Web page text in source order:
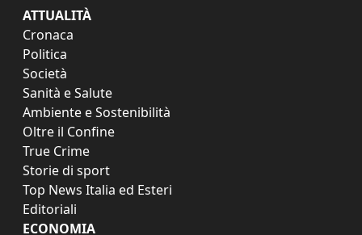
ATTUALITÀ
Cronaca
Politica
Società
Sanità e Salute
Ambiente e Sostenibilità
Oltre il Confine
True Crime
Storie di sport
Top News Italia ed Esteri
Editoriali
ECONOMIA